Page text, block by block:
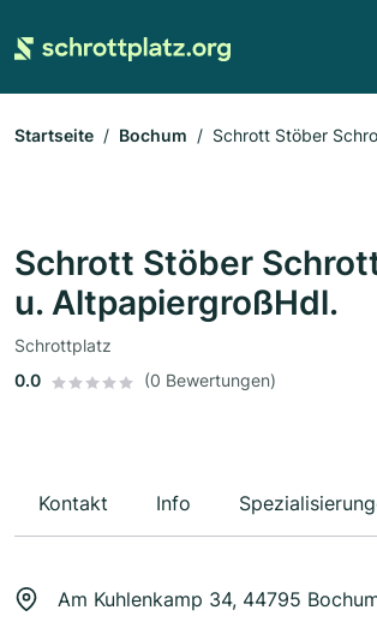
Startseite Bochum
Schrott Stöber
Schrott Stöber
u. AltpapiergroßHdl.
Schrottplatz
0.0
(0 Bewertungen)
Kontakt Info
Am Kuhlenkamp 34, 44795